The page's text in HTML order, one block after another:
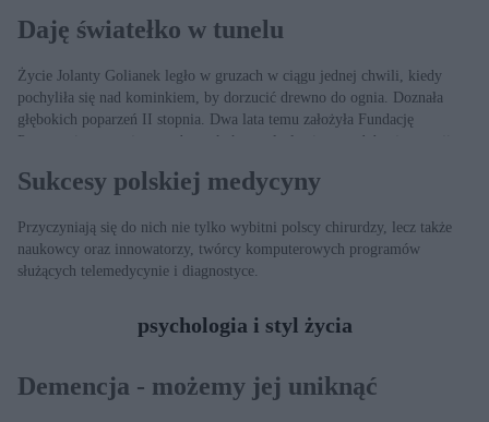
Daję światełko w tunelu
Życie Jolanty Golianek legło w gruzach w ciągu jednej chwili, kiedy
pochyliła się nad kominkiem, by dorzucić drewno do ognia. Doznała
głębokich poparzeń II stopnia. Dwa lata temu założyła Fundację
Poparzeni pomagającą osobom, które znalazły się w podobnej sytuacji
Sukcesy polskiej medycyny
Przyczyniają się do nich nie tylko wybitni polscy chirurdzy, lecz także
naukowcy oraz innowatorzy, twórcy komputerowych programów
służących telemedycynie i diagnostyce.
psychologia i styl życia
Demencja - możemy jej uniknąć